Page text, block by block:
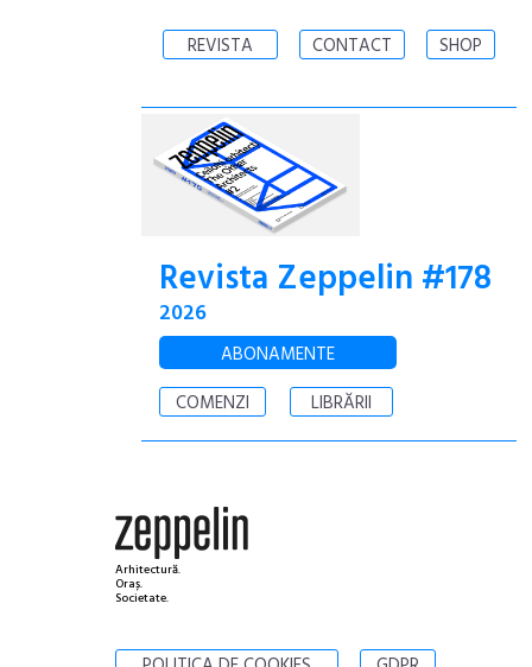
REVISTA CONTACT SHOP
Revista Zeppelin #178
2026
ABONAMENTE
COMENZI
LIBRĂRII
Arhitectură.
Oraș.
Societate.